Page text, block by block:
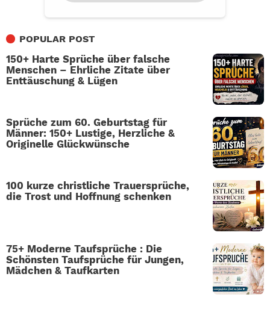
POPULAR POST
150+ Harte Sprüche über falsche
Menschen – Ehrliche Zitate über
Enttäuschung & Lügen
Sprüche zum 60. Geburtstag für
Männer: 150+ Lustige, Herzliche &
Originelle Glückwünsche
100 kurze christliche Trauersprüche,
die Trost und Hoffnung schenken
75+ Moderne Taufsprüche : Die
Schönsten Taufsprüche für Jungen,
Mädchen & Taufkarten